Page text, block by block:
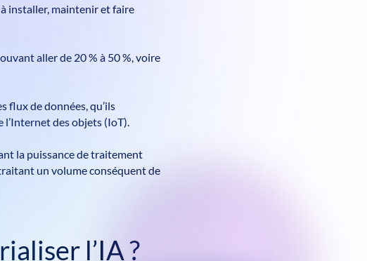
installer, maintenir et faire
aller de 20 % à 50 %, voire
flux de données, qu’ils
des objets (IoT).
la puissance de traitement
un volume conséquent de
l’IA ?